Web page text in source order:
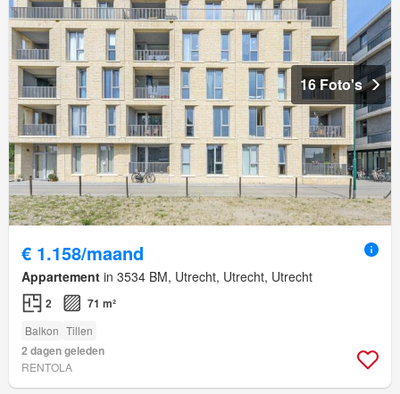
16 Foto's
€ 1.158/maand
Appartement in 3534 BM, Utrecht, Utrecht, Utrecht
2 71 m²
Balkon Tillen
2 dagen geleden
RENTOLA